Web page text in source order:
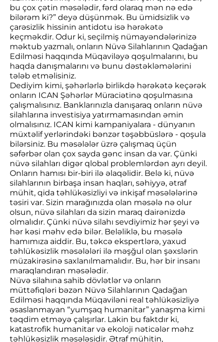
bu çox çətin məsələdir, fərd olaraq mən nə edə
bilərəm ki?” deyə düşünmək. Bu ümidsizlik və
çarəsizlik hissinin antidotu isə hərəkətə
keçməkdir. Odur ki, seçilmiş nümayəndələrinizə
məktub yazmalı, onların Nüvə Silahlarının Qadağan
Edilməsi haqqında Müqaviləyə qoşulmalarını, bu
haqda danışmalarını və bunu dəstəkləmələrini
tələb etməlisiniz.
Dediyim kimi, şəhərlərlə birlikdə hərəkətə keçərək
onların ICAN Şəhərlər Müraciətinə qoşulmasına
çalışmalısınız. Banklarınızla danışaraq onların nüvə
silahlarına investisiya yatırmamasından əmin
olmalısınız. ICAN kimi kampaniyalara - dünyanın
müxtəlif yerlərindəki bənzər təşəbbüslərə - qoşula
bilərsiniz. Bu məsələlər üzrə çalışmaq üçün
səfərbər olan çox sayda gənc insan da var. Çünki
nüvə silahları digər qlobal problemlərdən ayrı deyil.
Onların hamısı bir-biri ilə əlaqəlidir. Belə ki, nüvə
silahlarının birbaşa insan haqları, səhiyyə, ətraf
mühit, qida təhlükəsizliyi və inkişaf məsələlərinə
təsiri var. Sizin marağınızda olan məsələ nə olur
olsun, nüvə silahları da sizin maraq dairənizdə
olmalıdır. Çünki nüvə silahı sevdiyimiz hər şeyi və
hər kəsi məhv edə bilər. Beləliklə, bu məsələ
hamımıza aiddir. Bu, təkcə ekspertlərə, yaxud
təhlükəsizlik məsələləri ilə məşğul olan şəxslərin
müzakirəsinə saxlanılmamalıdır. Bu, hər bir insanı
maraqlandıran məsələdir.
Nüvə silahına sahib dövlətlər və onların
müttəfiqləri bəzən Nüvə Silahlarının Qadağan
Edilməsi haqqında Müqaviləni real təhlükəsizliyə
əsaslanmayan “yumşaq humanitar” yanaşma kimi
təqdim etməyə çalışırlar. Lakin bu faktdır ki,
katastrofik humanitar və ekoloji nəticələr məhz
təhlükəsizlik məsələsidir. Ətraf mühitin,